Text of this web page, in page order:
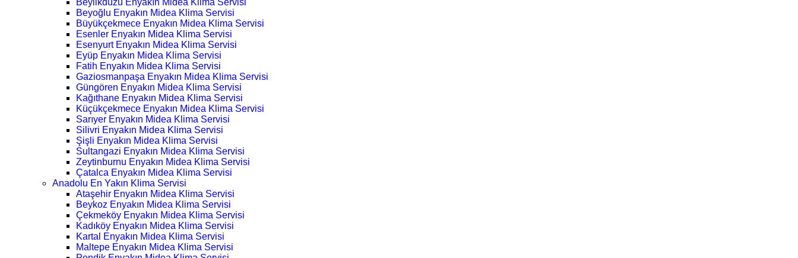
Beylikdüzü Enyakın Midea Klima Servisi
Beyoğlu Enyakın Midea Klima Servisi
Büyükçekmece Enyakın Midea Klima Servisi
Esenler Enyakın Midea Klima Servisi
Esenyurt Enyakın Midea Klima Servisi
Eyüp Enyakın Midea Klima Servisi
Fatih Enyakın Midea Klima Servisi
Gaziosmanpaşa Enyakın Midea Klima Servisi
Güngören Enyakın Midea Klima Servisi
Kağıthane Enyakın Midea Klima Servisi
Küçükçekmece Enyakın Midea Klima Servisi
Sarıyer Enyakın Midea Klima Servisi
Silivri Enyakın Midea Klima Servisi
Şişli Enyakın Midea Klima Servisi
Sultangazi Enyakın Midea Klima Servisi
Zeytinburnu Enyakın Midea Klima Servisi
Çatalca Enyakın Midea Klima Servisi
Anadolu En Yakın Klima Servisi
Ataşehir Enyakın Midea Klima Servisi
Beykoz Enyakın Midea Klima Servisi
Çekmeköy Enyakın Midea Klima Servisi
Kadıköy Enyakın Midea Klima Servisi
Kartal Enyakın Midea Klima Servisi
Maltepe Enyakın Midea Klima Servisi